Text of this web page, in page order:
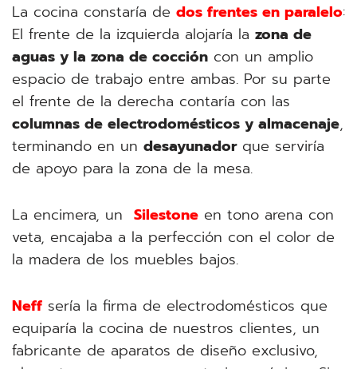
La cocina constaría de dos frentes en paralelo:
El frente de la izquierda alojaría la zona de
aguas y la zona de cocción con un amplio
espacio de trabajo entre ambas. Por su parte
el frente de la derecha contaría con las
columnas de electrodomésticos y almacenaje,
terminando en un desayunadorque serviría
de apoyo para la zona de la mesa.
La encimera, un Silestone en tono arena con
veta, encajaba a la perfección con el color de
la madera de los muebles bajos.
Neff sería la firma de electrodomésticos que
equiparía la cocina de nuestros clientes, un
fabricante de aparatos de diseño exclusivo,